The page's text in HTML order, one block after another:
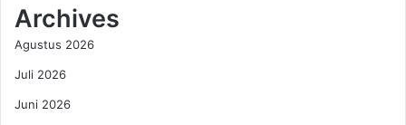
n
t
u
i
s
t
r
a
a
Archives
Agustus 2026
Juli 2026
Juni 2026